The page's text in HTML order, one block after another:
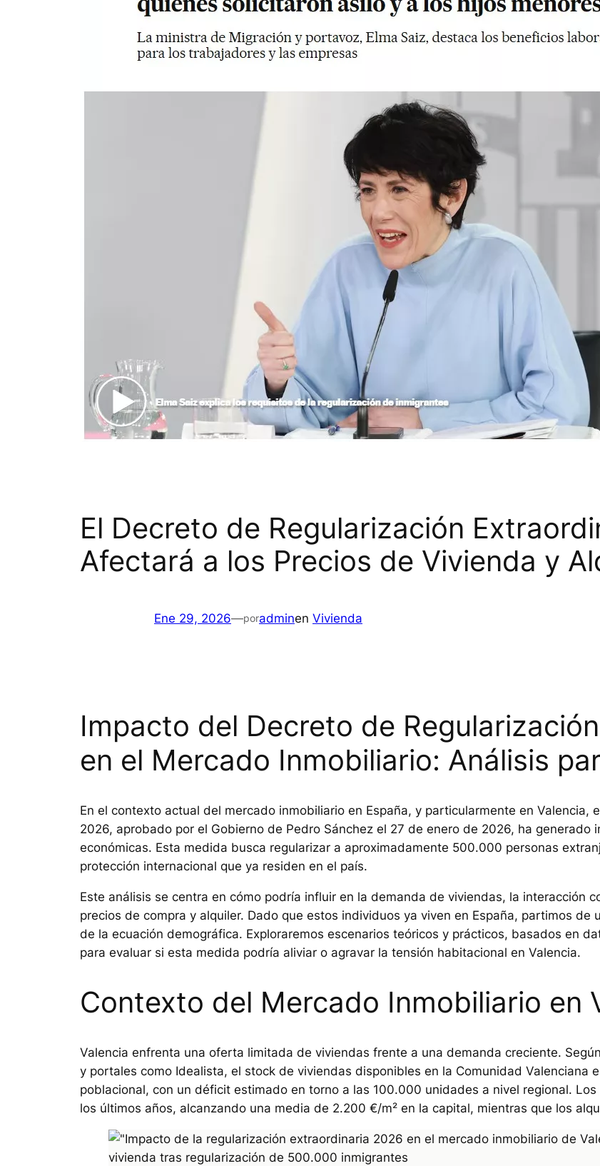
El Decreto de Regularización
Afectará a los Precios de Vivienda y
Ene 29, 2026—poradminen Vivienda
Impacto del Decreto de
en el Mercado Inmobiliario: Análisis
En el contexto actual del mercado inmobiliario en España, y particularmente en Valencia,
2026, aprobado por el Gobierno de Pedro Sánchez el 27 de enero de 2026, ha generado
económicas. Esta medida busca regularizar a aproximadamente 500.000 personas
protección internacional que ya residen en el país.
Este análisis se centra en cómo podría influir en la demanda de viviendas, la interacción
precios de compra y alquiler. Dado que estos individuos ya viven en España, partimos
de la ecuación demográfica. Exploraremos escenarios teóricos y prácticos, basados en
para evaluar si esta medida podría aliviar o agravar la tensión habitacional en Valencia.
Contexto del Mercado Inmobiliario en
Valencia enfrenta una oferta limitada de viviendas frente a una demanda creciente.
y portales como Idealista, el stock de viviendas disponibles en la Comunidad Valenciana
poblacional, con un déficit estimado en torno a las 100.000 unidades a nivel regional.
los últimos años, alcanzando una media de 2.200 €/m² en la capital, mientras que los